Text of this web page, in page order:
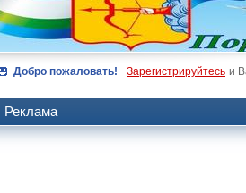
Добро пожаловать! Зарегистрируйтесь и
Реклама